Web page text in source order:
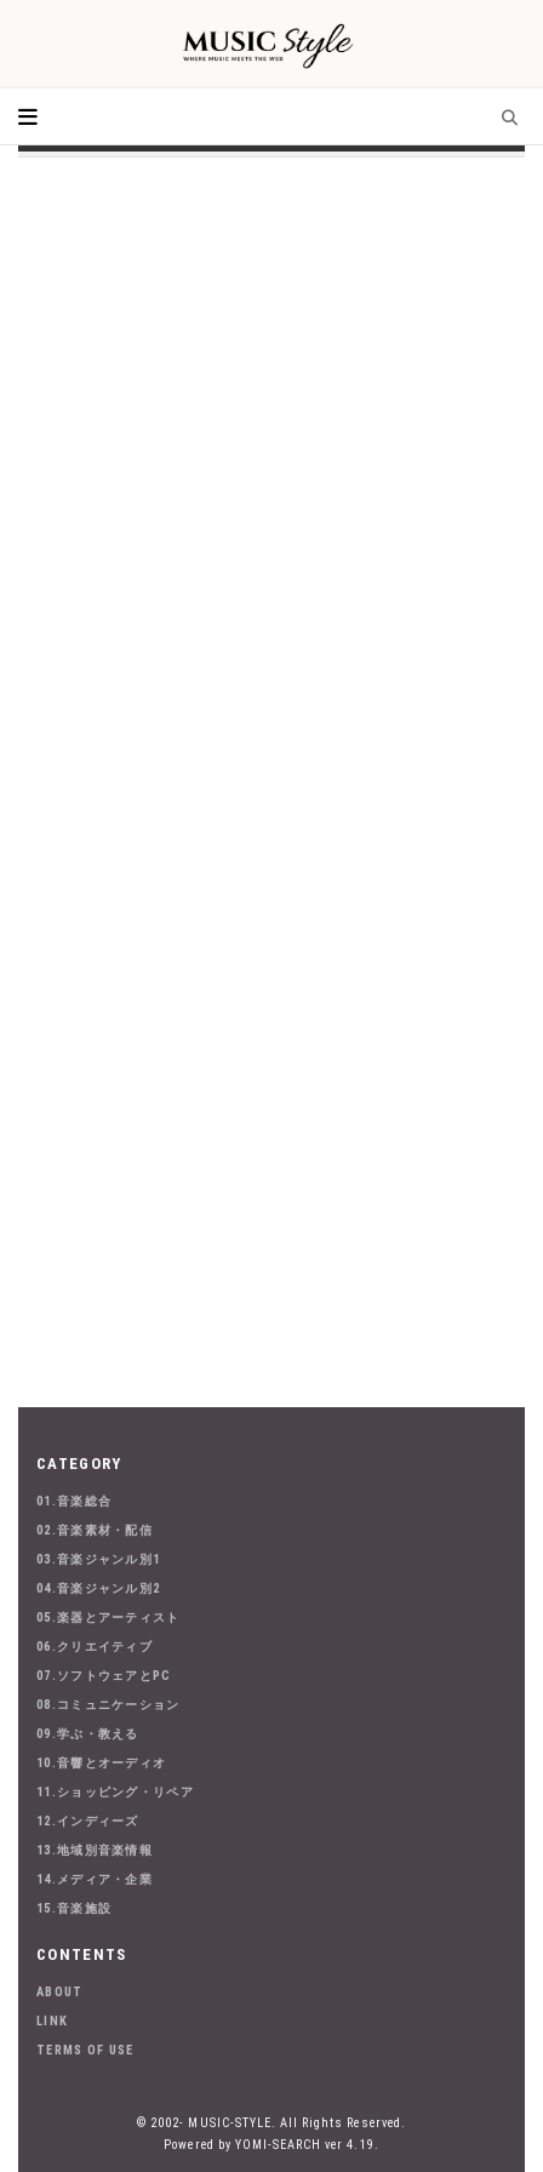
CATEGORY
01.音楽総合
02.音楽素材・配信
03.音楽ジャンル別1
04.音楽ジャンル別2
05.楽器とアーティスト
06.クリエイティブ
07.ソフトウェアとPC
08.コミュニケーション
09.学ぶ・教える
10.音響とオーディオ
11.ショッピング・リペア
12.インディーズ
13.地域別音楽情報
14.メディア・企業
15.音楽施設
CONTENTS
ABOUT
LINK
TERMS OF USE
© 2002- MUSIC-STYLE. All Rights Reserved.
Powered by YOMI-SEARCH ver 4.19.